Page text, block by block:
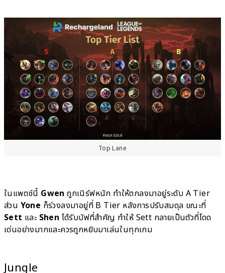
Top Lane
ในแพตช์นี้ Gwen ถูกเนิร์ฟหนัก ทำให้ตกลงมาอยู่ระดับ A Tier
ส่วน Yone ก็ร่วงลงมาอยู่ที่ B Tier หลังการปรับสมดุล ขณะที่
Sett และ Shen ได้รับบัฟที่สำคัญ ทำให้ Sett กลายเป็นตัวที่โดด
เด่นอย่างมากและควรถูกหยิบมาเล่นในทุกเกม
Jungle